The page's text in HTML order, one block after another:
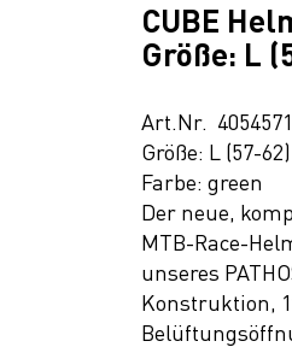
CUBE
Größe: L
Art.Nr.
Größe: L (57-62)
Farbe: green
Der neue,
MTB-Race-
unseres
Konstruktion,